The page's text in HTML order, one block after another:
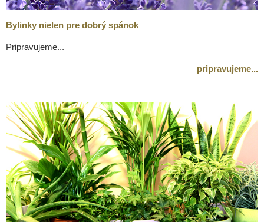
Bylinky nielen pre dobrý spánok
Pripravujeme...
pripravujeme...